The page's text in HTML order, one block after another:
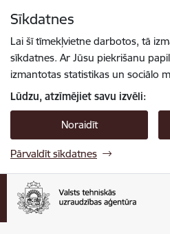
Sīkdatnes
Lai šī tīmekļvietne darbotos, tā
sīkdatnes. Ar Jūsu piekrišanu
izmantotas statistikas un sociālo
Lūdzu, atzīmējiet savu izvēli:
Noraidīt
Pārvaldīt sīkdatnes